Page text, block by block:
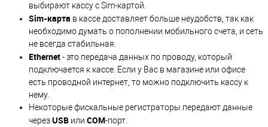
выбирают кассу с Sim-картой.
Sim-карта в кассе доставляет больше неудобств, так как
необходимо думать о пополнении мобильного счета, и сеть
не всегда стабильная.
Ethernet- это передача данных по проводу, который
подключается к кассе. Если у Вас в магазине или офисе
есть проводной интернет, то можно подключить кассу к
нему.
Некоторые фискальные регистраторы передают данные
черезUSB или COM-порт.